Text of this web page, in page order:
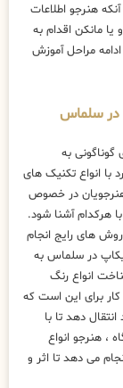
هنرجو اطلاعات
مانکن اقدام به
مراحل آموزش
در سلماس
به
با انواع تکنیک های
در خصوص
هرکدام آشنا شود.
های رایج انجام
در سلماس به
انواع رنگ
برای این است که
دهد تا با
، هنرجو انواع
می دهد تا اثر و